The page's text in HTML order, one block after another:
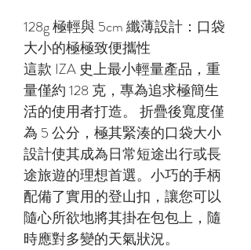
128g 極輕與 5cm 纖薄設計：口袋
大小的極極致便攜性
這款 IZA 史上最小輕量產品，重
量僅約 128 克，專為追求極簡生
活的使用者打造。 折疊後寬度僅
為 5 公分，極其緊湊的口袋大小
設計使其成為日常短途出行或長
途旅遊的理想首選。小巧的手柄
配備了實用的登山扣，讓您可以
隨心所欲地將其掛在包包上，隨
時應對多變的天氣狀況。